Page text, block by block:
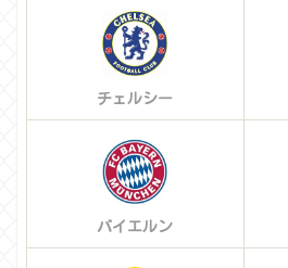
チェルシー
バイエルン